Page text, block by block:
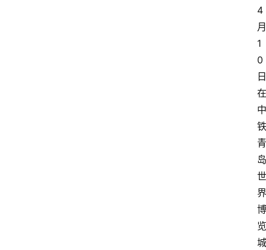
4
月
1
0
日
在
中
铁
青
岛
世
界
博
览
城